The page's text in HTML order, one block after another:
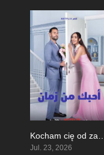
4.5
Kocham cię
Jul. 23, 2026